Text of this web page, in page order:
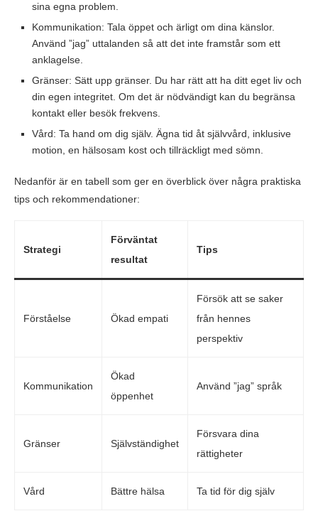
sina egna problem.
Kommunikation: Tala öppet och ärligt om dina känslor.
Använd ”jag” uttalanden så att det inte framstår som ett
anklagelse.
Gränser: Sätt upp gränser. Du har rätt att ha ditt eget liv och
din egen integritet. Om det är nödvändigt kan du begränsa
kontakt eller besök frekvens.
Vård: Ta hand om dig själv. Ägna tid åt självvård, inklusive
motion, en hälsosam kost och tillräckligt med sömn.
Nedanför är en tabell som ger en överblick över några praktiska
tips och rekommendationer:
Strategi
Förväntat
resultat
Tips
Förståelse Ökad empati
Försök att se saker
från hennes
perspektiv
Kommunikation
Ökad
öppenhet
Använd ”jag” språk
Gränser Självständighet
Försvara dina
rättigheter
Vård Bättre hälsa Ta tid för dig själv